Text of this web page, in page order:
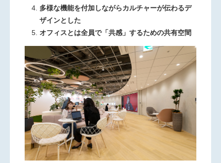
多様な機能を付加しながらカルチャーが伝わるデ
ザインとした
オフィスとは全員で「共感」するための共有空間